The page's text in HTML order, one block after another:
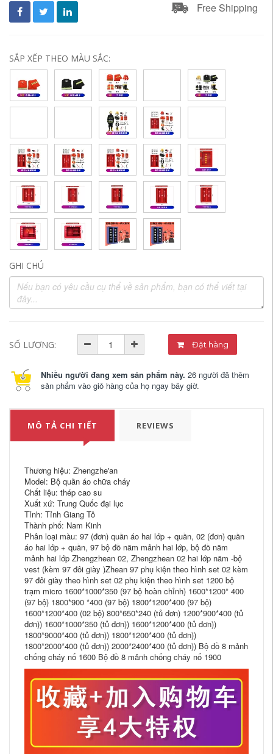
Free Shipping
SẮP XẾP THEO MÀU SẮC:
GHI CHÚ
SỐ LƯỢNG: Đặt hàng
Nhiều người đang xem sản phẩm này. 26 người đã thêm
sản phẩm vào giỏ hàng của họ ngay bây giờ.
MÔ TẢ CHI TIẾT REVIEWS
Thương hiệu: Zhengzhe'an
Model: Bộ quần áo chữa cháy
Chất liệu: thép cao su
Xuất xứ: Trung Quốc đại lục
Tỉnh: Tỉnh Giang Tô
Thành phố: Nam Kinh
Phân loại màu: 97 (đơn) quần áo hai lớp + quần, 02 (đơn) quần
áo hai lớp + quần, 97 bộ đồ năm mảnh hai lớp, bộ đồ năm
mảnh hai lớp Zhengzhean 02, Zhengzhean 02 hai lớp năm -bộ
vest (kèm 97 đôi giày )Zhean 97 phụ kiện theo hình set 02 kèm
97 đôi giày theo hình set 02 phụ kiện theo hình set 1200 bộ
trạm micro 1600*1000*350 (97 bộ hoàn chỉnh) 1600*1200* 400
(97 bộ) 1800*900 *400 (97 bộ) 1800*1200*400 (97 bộ)
1600*1200*400 (02 bộ) 800*650*240 (tủ đơn) 1200*900*400 (tủ
đơn)) 1600*1000*350 (tủ đơn)) 1600*1200*400 (tủ đơn))
1800*9000*400 (tủ đơn)) 1800*1200*400 (tủ đơn))
1800*2000*400 (tủ đơn)) 2000*2400*400 (tủ đơn)) Bộ đồ 8 mảnh
chống cháy nổ 1600 Bộ đồ 8 mảnh chống cháy nổ 1900